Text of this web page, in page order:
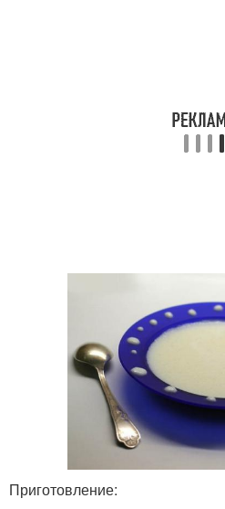
Приготовление: